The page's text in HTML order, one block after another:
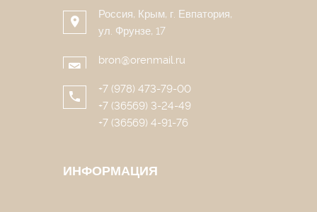
Россия, Крым, г. Евпатория,
ул. Фрунзе, 17
bron@orenmail.ru
+7 (978) 473-79-00
+7 (36569) 3-24-49
+7 (36569) 4-91-76
ИНФОРМАЦИЯ